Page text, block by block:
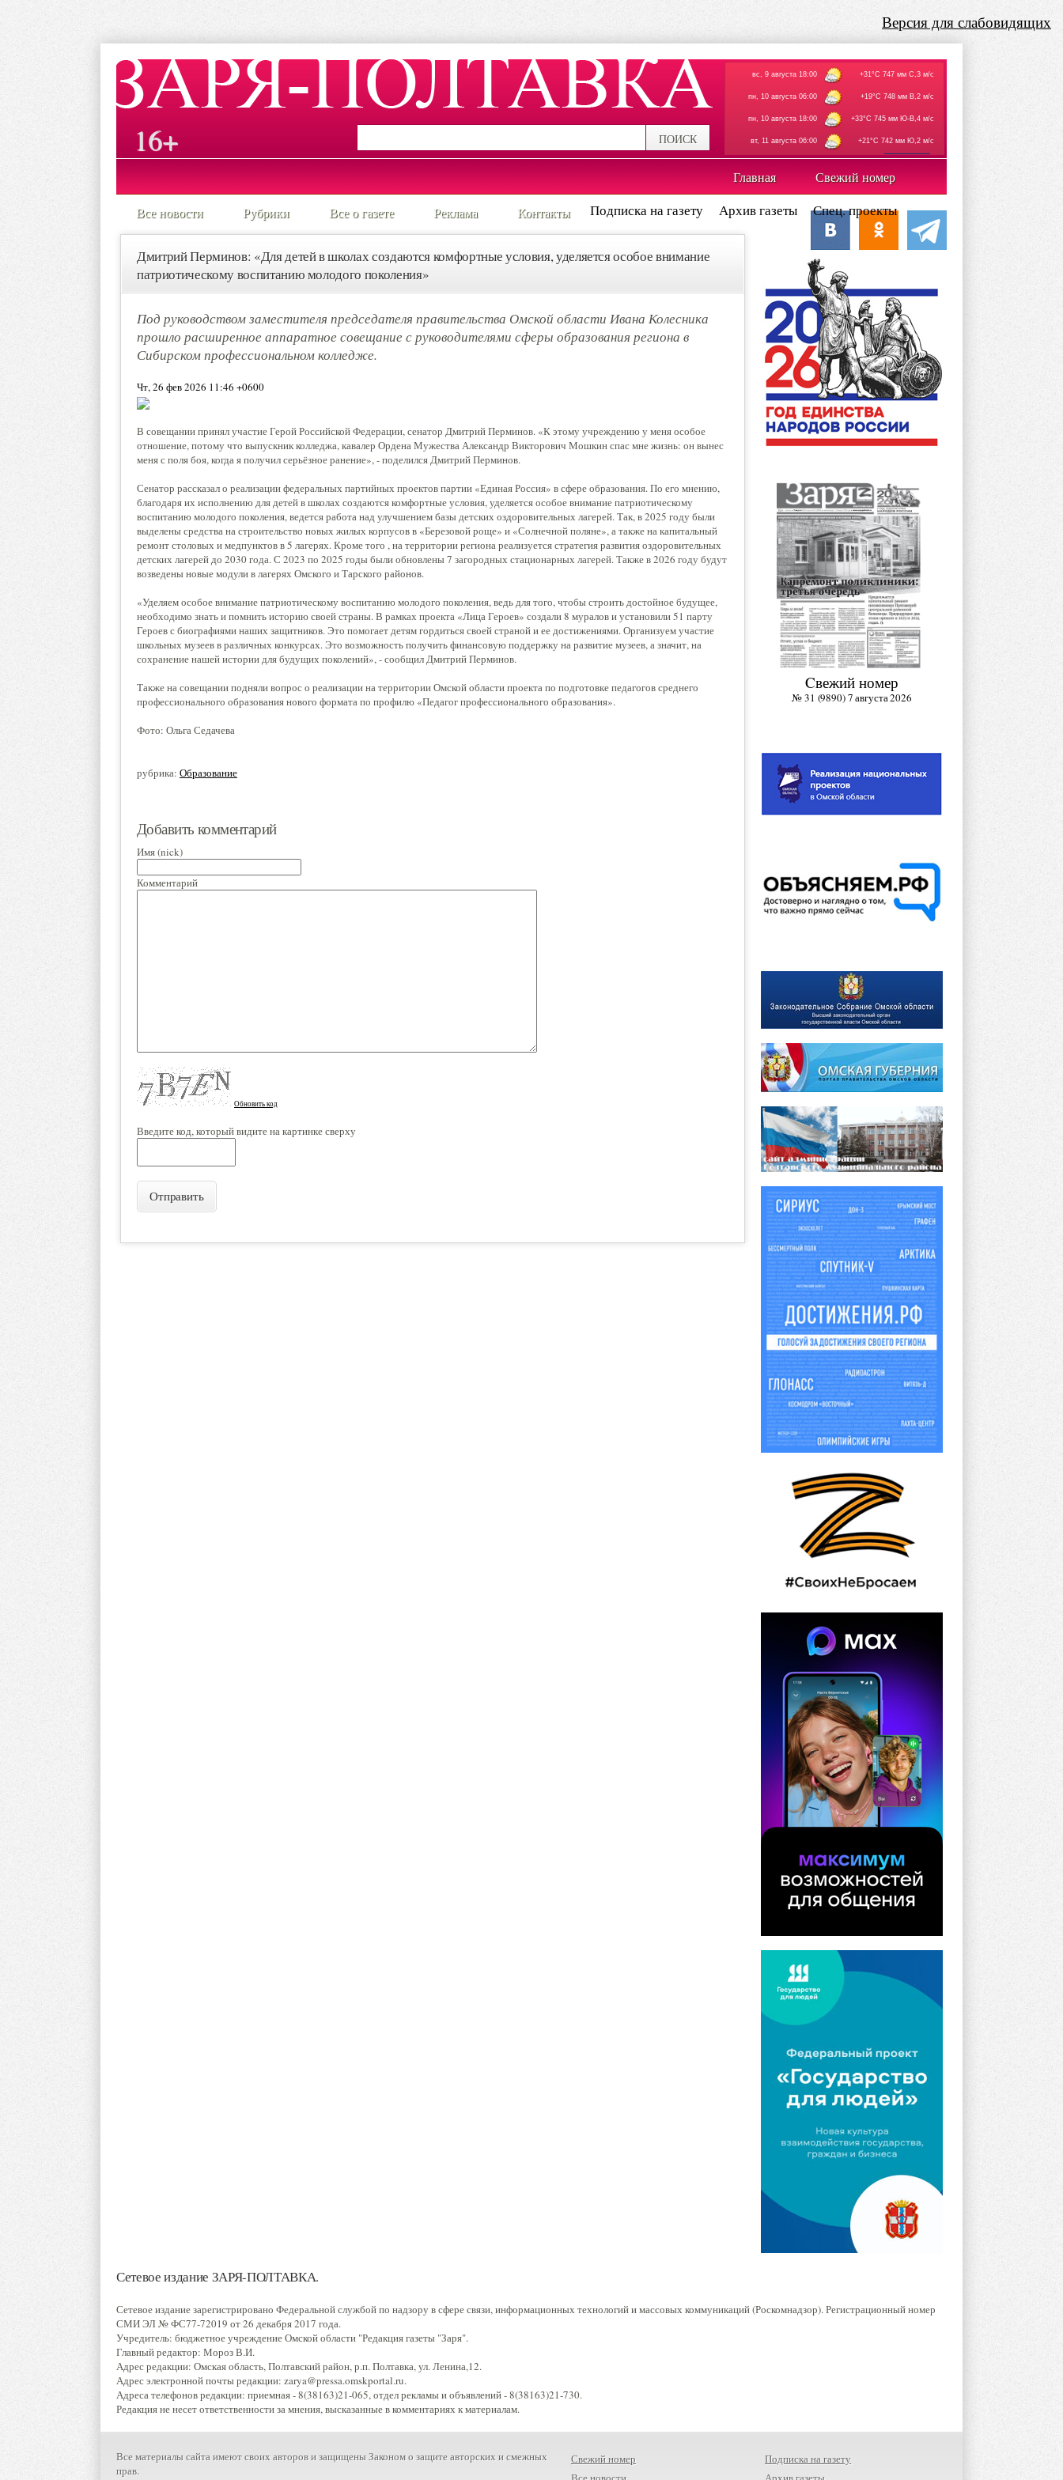
Версия для слабовидящих
16+ ПОИСК
вс, 9 августа 18:00 +31°C 747 мм С,3 м/с
пн, 10 августа 06:00 +19°C 748 мм В,2 м/с
пн, 10 августа 18:00 +33°C 745 мм Ю-В,4 м/с
вт, 11 августа 06:00 +21°C 742 мм Ю,2 м/с
Главная Свежий номер
Все новости Рубрики Все о газете Реклама Контакты Подписка на газету Архив газеты Спец. проекты
Дмитрий Перминов: «Для детей в школах создаются комфортные условия, уделяется особое внимание
патриотическому воспитанию молодого поколения»
Под руководством заместителя председателя правительства Омской области Ивана Колесника
прошло расширенное аппаратное совещание с руководителями сферы образования региона в
Сибирском профессиональном колледже.
Чт, 26 фев 2026 11:46 +0600
В совещании принял участие Герой Российской Федерации, сенатор Дмитрий Перминов. «К этому учреждению у меня особое
отношение, потому что выпускник колледжа, кавалер Ордена Мужества Александр Викторович Мошкин спас мне жизнь: он вынес
меня с поля боя, когда я получил серьёзное ранение», - поделился Дмитрий Перминов.
Сенатор рассказал о реализации федеральных партийных проектов партии «Единая Россия» в сфере образования. По его мнению,
благодаря их исполнению для детей в школах создаются комфортные условия, уделяется особое внимание патриотическому
воспитанию молодого поколения, ведется работа над улучшением базы детских оздоровительных лагерей. Так, в 2025 году были
выделены средства на строительство новых жилых корпусов в «Березовой роще» и «Солнечной поляне», а также на капитальный
ремонт столовых и медпунктов в 5 лагерях. Кроме того , на территории региона реализуется стратегия развития оздоровительных
детских лагерей до 2030 года. С 2023 по 2025 годы были обновлены 7 загородных стационарных лагерей. Также в 2026 году будут
возведены новые модули в лагерях Омского и Тарского районов.
«Уделяем особое внимание патриотическому воспитанию молодого поколения, ведь для того, чтобы строить достойное будущее,
необходимо знать и помнить историю своей страны. В рамках проекта «Лица Героев» создали 8 муралов и установили 51 парту
Героев с биографиями наших защитников. Это помогает детям гордиться своей страной и ее достижениями. Организуем участие
школьных музеев в различных конкурсах. Это возможность получить финансовую поддержку на развитие музеев, а значит, на
сохранение нашей истории для будущих поколений», - сообщил Дмитрий Перминов.
Также на совещании подняли вопрос о реализации на территории Омской области проекта по подготовке педагогов среднего
профессионального образования нового формата по профилю «Педагог профессионального образования».
Фото: Ольга Седачева
рубрика: Образование
Добавить комментарий
Имя (nick)
Комментарий
Обновить код
Введите код, который видите на картинке сверху
Отправить
Cвежий номер
№ 31 (9890) 7 августа 2026
Сетевое издание ЗАРЯ-ПОЛТАВКА.
Сетевое издание зарегистрировано Федеральной службой по надзору в сфере связи, информационных технологий и массовых коммуникаций (Роскомнадзор). Регистрационный номер
СМИ ЭЛ № ФС77-72019 от 26 декабря 2017 года.
Учредитель: бюджетное учреждение Омской области "Редакция газеты "Заря".
Главный редактор: Мороз В.И.
Адрес редакции: Омская область, Полтавский район, р.п. Полтавка, ул. Ленина,12.
Адрес электронной почты редакции: zarya@pressa.omskportal.ru.
Адреса телефонов редакции: приемная - 8(38163)21-065, отдел рекламы и объявлений - 8(38163)21-730.
Редакция не несет ответственности за мнения, высказанные в комментариях к материалам.
Все материалы сайта имеют своих авторов и защищены Законом о защите авторских и смежных
прав.
Свежий номер
Подписка на газету